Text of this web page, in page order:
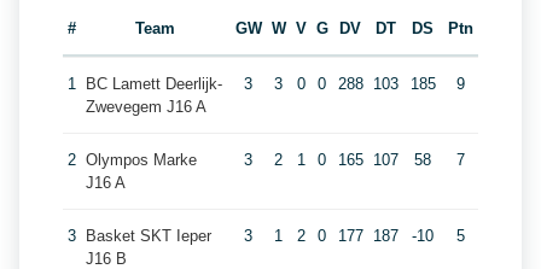
# Team GW W V G DV DT DS Ptn
1
BC Lamett Deerlijk-
Zwevegem J16 A
3 3 0 0 288 103 185 9
2 Olympos Marke
J16 A
3 2 1 0 165 107 58 7
3
Basket SKT Ieper
J16 B
3 1 2 0 177 187 -10 5